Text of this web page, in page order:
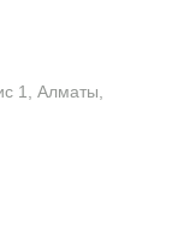
1, Алматы,